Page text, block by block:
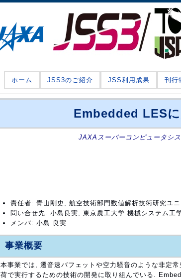
ホーム JSS3のご紹介 JSS利用成果 刊行
Embedded LES
JAXAスーパーコンピュータシ
責任者: 青山剛史, 航空技術部門数値解析技術研究ユニ
問い合せ先: 小島良実, 東京農工大学 機械システム
メンバ: 小島 良実
事業概要
本事業では, 遷音速バフェットや空力騒音のような非定
荷で実行するための技術の開発に取り組んでいる.